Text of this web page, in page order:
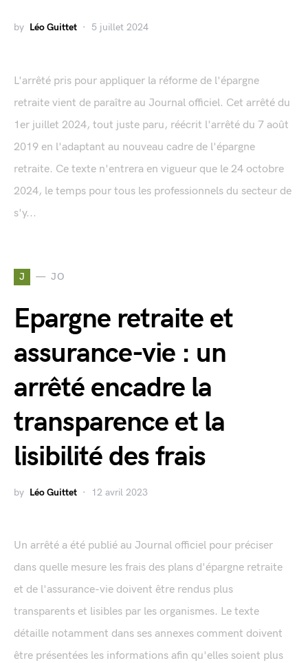
by Léo Guittet 5 juillet 2024
L'arrêté pris pour appliquer la réforme de l'épargne
retraite vient de paraître au Journal officiel. Cet arrêté du
1er juillet 2024, tout juste paru, réécrit l'arrêté du 7 août
2019 en l'adaptant au nouveau cadre de l'épargne
retraite. Ce texte n'entrera en vigueur que le 24 octobre
2024, le temps pour tous les professionnels du secteur de
s'y...
J JO
Epargne retraite et
assurance-vie : un
arrêté encadre la
transparence et la
lisibilité des frais
by Léo Guittet 12 avril 2023
Un arrêté a été publié au Journal officiel pour préciser
dans quelle mesure les frais des plans d'épargne retraite
et de l'assurance-vie doivent être rendus plus
transparents et lisibles par les organismes. Le texte
détaille notamment dans ses annexes comment doivent
être présentées les informations afin qu'elles soient plus